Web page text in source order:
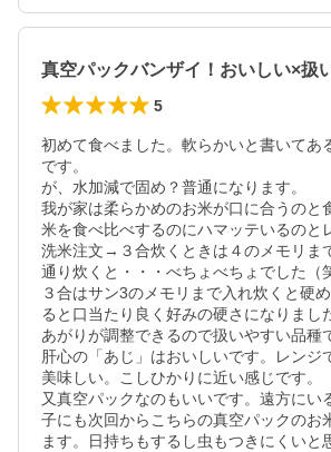
5
初めて食べました。軟らかいと書いてあ
です。
が、水加減で固め？普通になります。
我が家は柔らかめのお米が口に合うのと
米を食べ比べするのにハマッテいるのと
洗米注文→３合炊くときは４のメモリま
通り炊くと・・・べちょべちょでした（
３合はサン3のメモリまで入れ炊くと硬
ると口当たり良く好みの硬さになりまし
あがりが調整できるので扱いやすい品種
肝心の「あじ」はおいしいです。レンジ
美味しい。こしひかりに近い感じです。
又真空パックなのもいいです。遠方にい
子にも次回からこちらの真空パックのお
ます。日持ちもするし虫もつきにくいと